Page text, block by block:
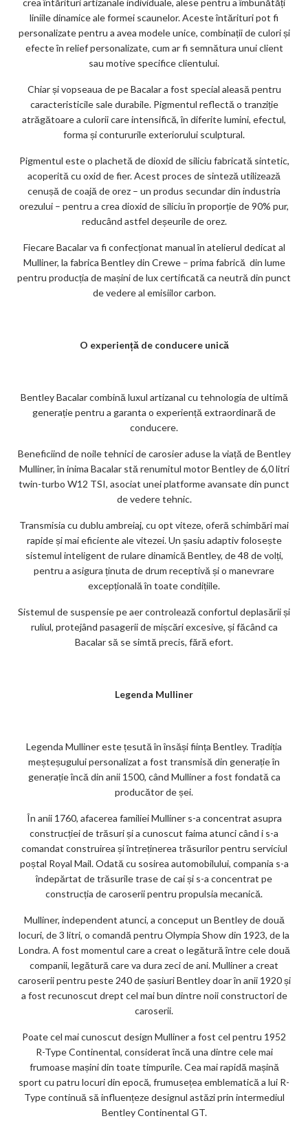
liniile dinamice ale formei scaunelor. Aceste întărituri pot fi
personalizate pentru a avea modele unice, combinații de culori și
efecte în relief personalizate, cum ar fi semnătura unui client
sau motive specifice clientului.
Chiar și vopseaua de pe Bacalar a fost special aleasă pentru
caracteristicile sale durabile. Pigmentul reflectă o tranziție
atrăgătoare a culorii care intensifică, în diferite lumini, efectul,
forma și contururile exteriorului sculptural.
Pigmentul este o plachetă de dioxid de siliciu fabricată sintetic,
acoperită cu oxid de fier. Acest proces de sinteză utilizează
cenușă de coajă de orez – un produs secundar din industria
orezului – pentru a crea dioxid de siliciu în proporție de 90% pur,
reducând astfel deșeurile de orez.
Fiecare Bacalar va fi confecționat manual în atelierul dedicat al
Mulliner, la fabrica Bentley din Crewe – prima fabrică din lume
pentru producția de mașini de lux certificată ca neutră din punct
de vedere al emisiilor carbon.
O experiență de conducere unică
Bentley Bacalar combină luxul artizanal cu tehnologia de ultimă
generație pentru a garanta o experiență extraordinară de
conducere.
Beneficiind de noile tehnici de carosier aduse la viață de Bentley
Mulliner, în inima Bacalar stă renumitul motor Bentley de 6,0 litri
twin-turbo W12 TSI, asociat unei platforme avansate din punct
de vedere tehnic.
Transmisia cu dublu ambreiaj, cu opt viteze, oferă schimbări mai
rapide și mai eficiente ale vitezei. Un șasiu adaptiv folosește
sistemul inteligent de rulare dinamică Bentley, de 48 de volți,
pentru a asigura ținuta de drum receptivă și o manevrare
excepțională în toate condițiile.
Sistemul de suspensie pe aer controlează confortul deplasării și
ruliul, protejând pasagerii de mișcări excesive, și făcând ca
Bacalar să se simtă precis, fără efort.
Legenda Mulliner
Legenda Mulliner este țesută în însăși ființa Bentley. Tradiția
meșteșugului personalizat a fost transmisă din generație în
generație încă din anii 1500, când Mulliner a fost fondată ca
producător de șei.
În anii 1760, afacerea familiei Mulliner s-a concentrat asupra
construcției de trăsuri și a cunoscut faima atunci când i s-a
comandat construirea și întreținerea trăsurilor pentru serviciul
poștal Royal Mail. Odată cu sosirea automobilului, compania s-a
îndepărtat de trăsurile trase de cai și s-a concentrat pe
construcția de caroserii pentru propulsia mecanică.
Mulliner, independent atunci, a conceput un Bentley de două
locuri, de 3 litri, o comandă pentru Olympia Show din 1923, de la
Londra. A fost momentul care a creat o legătură între cele două
companii, legătură care va dura zeci de ani. Mulliner a creat
caroserii pentru peste 240 de șasiuri Bentley doar în anii 1920 și
a fost recunoscut drept cel mai bun dintre noii constructori de
caroserii.
Poate cel mai cunoscut design Mulliner a fost cel pentru 1952
R-Type Continental, considerat încă una dintre cele mai
frumoase mașini din toate timpurile. Cea mai rapidă mașină
sport cu patru locuri din epocă, frumusețea emblematică a lui R-
Type continuă să influențeze designul astăzi prin intermediul
Bentley Continental GT.